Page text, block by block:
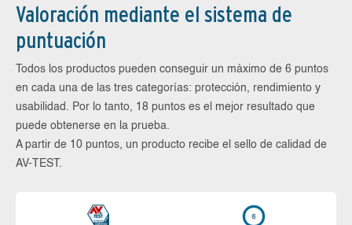
Valoración mediante el sistema de
puntuación
Todos los productos pueden conseguir un máximo de 6 puntos
en cada una de las tres categorías: protección, rendimiento y
usabilidad. Por lo tanto, 18 puntos es el mejor resultado que
puede obtenerse en la prueba.
A partir de 10 puntos, un producto recibe el sello de calidad de
AV-TEST.